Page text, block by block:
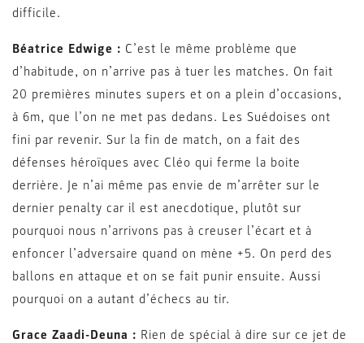
difficile.
Béatrice Edwige : C’est le même problème que
d’habitude, on n’arrive pas à tuer les matches. On fait
20 premières minutes supers et on a plein d’occasions,
à 6m, que l’on ne met pas dedans. Les Suédoises ont
fini par revenir. Sur la fin de match, on a fait des
défenses héroïques avec Cléo qui ferme la boite
derrière. Je n’ai même pas envie de m’arrêter sur le
dernier penalty car il est anecdotique, plutôt sur
pourquoi nous n’arrivons pas à creuser l’écart et à
enfoncer l’adversaire quand on mène +5. On perd des
ballons en attaque et on se fait punir ensuite. Aussi
pourquoi on a autant d’échecs au tir.
Grace Zaadi-Deuna : Rien de spécial à dire sur ce jet de